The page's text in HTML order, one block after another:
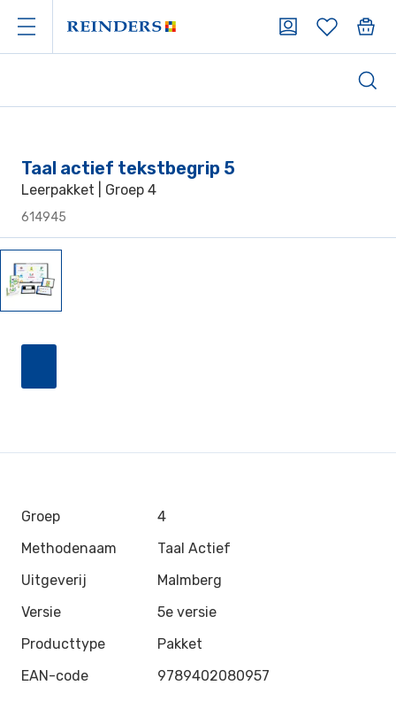
Taal actief tekstbegrip 5
Leerpakket | Groep 4
614945
Groep
4
Methodenaam
Taal Actief
Uitgeverij
Malmberg
Versie
5e versie
Producttype
Pakket
EAN-code
9789402080957